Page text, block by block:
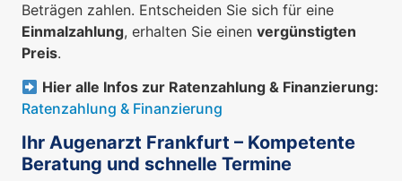
Beträgen zahlen. Entscheiden Sie sich für eine
Einmalzahlung, erhalten Sie einen vergünstigten
Preis.
Hier alle Infos zur Ratenzahlung & Finanzierung:
Ratenzahlung & Finanzierung
Ihr Augenarzt Frankfurt – Kompetente
Beratung und schnelle Termine